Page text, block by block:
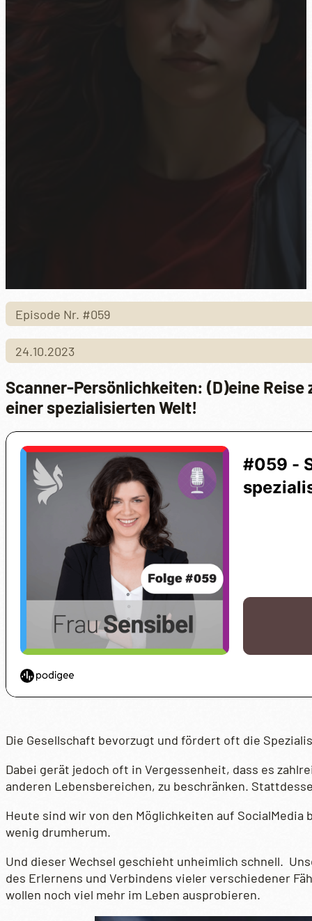
Episode Nr. #059
24.10.2023
Scanner-Persönlichkeiten: (D)eine Reise
einer spezialisierten Welt!
Die Gesellschaft bevorzugt und fördert oft die
Dabei gerät jedoch oft in Vergessenheit, dass es
anderen Lebensbereichen, zu beschränken.
Heute sind wir von den Möglichkeiten auf
wenig drumherum.
Und dieser Wechsel geschieht unheimlich schnell.
des Erlernens und Verbindens vieler verschiedener
wollen noch viel mehr im Leben ausprobieren.